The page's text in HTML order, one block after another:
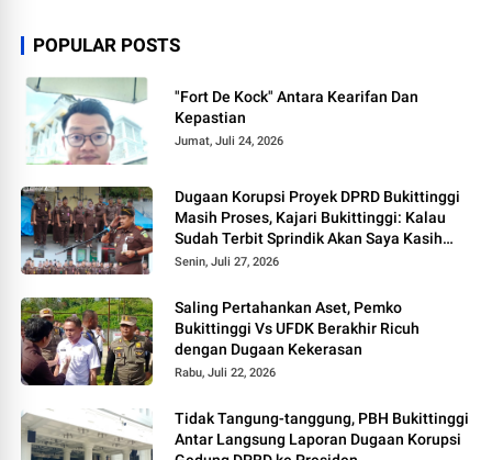
POPULAR POSTS
"Fort De Kock" Antara Kearifan Dan
Kepastian
Jumat, Juli 24, 2026
Dugaan Korupsi Proyek DPRD Bukittinggi
Masih Proses, Kajari Bukittinggi: Kalau
Sudah Terbit Sprindik Akan Saya Kasih
Kabar
Senin, Juli 27, 2026
Saling Pertahankan Aset, Pemko
Bukittinggi Vs UFDK Berakhir Ricuh
dengan Dugaan Kekerasan
Rabu, Juli 22, 2026
Tidak Tangung-tanggung, PBH Bukittinggi
Antar Langsung Laporan Dugaan Korupsi